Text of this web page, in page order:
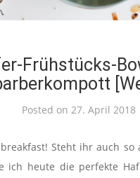
Frühstücks-
Posted on 27. April 2018
breakfast! Steht ihr auch so
ich heute die perfekte